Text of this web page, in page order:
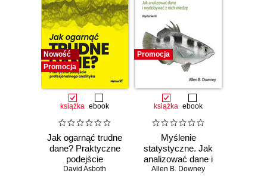
Nowość
Promocja
książka ebook
Jak ogarnąć trudne
dane? Praktyczne
podejście
profesjonalnego
David Asboth
Promocja
książka ebook
Myślenie
statystyczne. Jak
analizować dane i
wydobywać z nich
Allen B. Downey